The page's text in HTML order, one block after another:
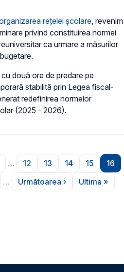
rețelei școlare , revenim
privind constituirea normei
ca urmare a măsurilor
două ore de predare pe
stabilită prin Legea fiscal-
redefinirea normelor
(2025 - 2026).
anterioară
…
Pagina
12
Pagina
13
Pagina
14
Pagina
15 16
…
Pagina următoare
Următoarea ›
Ultima
Ultima »